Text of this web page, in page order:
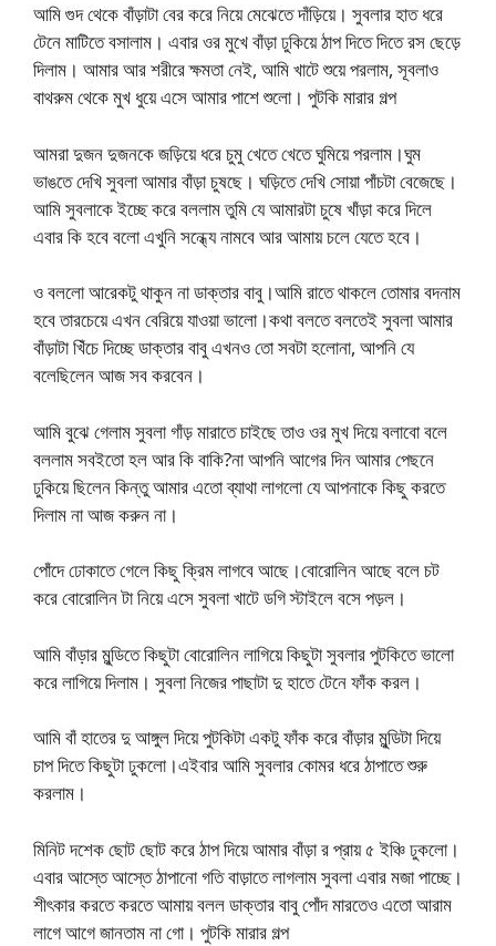
আমি গুদ থেকে বাঁড়াটা বের করে নিয়ে মেঝেতে দাঁড়িয়ে। সুবলার হাত ধরে
টেনে মাটিতে বসালাম। এবার ওর মুখে বাঁড়া ঢুকিয়ে ঠাপ দিতে দিতে রস ছেড়ে
দিলাম। আমার আর শরীরে ক্ষমতা নেই, আমি খাটে শুয়ে পরলাম, সূবলাও
বাথরুম থেকে মুখ ধুয়ে এসে আমার পাশে শুলো। পুটকি মারার গল্প
আমরা দুজন দুজনকে জড়িয়ে ধরে চুমু খেতে খেতে ঘুমিয়ে পরলাম।ঘুম
ভাঙতে দেখি সুবলা আমার বাঁড়া চুষছে। ঘড়িতে দেখি সোয়া পাঁচটা বেজেছে।
আমি সুবলাকে ইচ্ছে করে বললাম তুমি যে আমারটা চুষে খাঁড়া করে দিলে
এবার কি হবে বলো এখুনি সন্ধ্যে নামবে আর আমায় চলে যেতে হবে।
ও বললো আরেকটু থাকুন না ডাক্তার বাবু।আমি রাতে থাকলে তোমার বদনাম
হবে তারচেয়ে এখন বেরিয়ে যাওয়া ভালো।কথা বলতে বলতেই সুবলা আমার
বাঁড়াটা খিঁচে দিচ্ছে ডাক্তার বাবু এখনও তো সবটা হলোনা, আপনি যে
বলেছিলেন আজ সব করবেন।
আমি বুঝে গেলাম সুবলা গাঁড় মারাতে চাইছে তাও ওর মুখ দিয়ে বলাবো বলে
বললাম সবইতো হল আর কি বাকি?না আপনি আগের দিন আমার পেছনে
ঢুকিয়ে ছিলেন কিন্তু আমার এতো ব্যাথা লাগলো যে আপনাকে কিছু করতে
দিলাম না আজ করুন না।
পোঁদে ঢোকাতে গেলে কিছু ক্রিম লাগবে আছে।বোরোলিন আছে বলে চট
করে বোরোলিন টা নিয়ে এসে সুবলা খাটে ডগি স্টাইলে বসে পড়ল।
আমি বাঁড়ার মুন্ডিতে কিছুটা বোরোলিন লাগিয়ে কিছুটা সুবলার পুটকিতে ভালো
করে লাগিয়ে দিলাম। সুবলা নিজের পাছাটা দু হাতে টেনে ফাঁক করল।
আমি বাঁ হাতের দু আঙ্গুল দিয়ে পুটকিটা একটু ফাঁক করে বাঁড়ার মুন্ডিটা দিয়ে
চাপ দিতে কিছুটা ঢুকলো।এইবার আমি সুবলার কোমর ধরে ঠাপাতে শুরু
করলাম।
মিনিট দশেক ছোট ছোট করে ঠাপ দিয়ে আমার বাঁড়া র প্রায় ৫ ইঞ্চি ঢুকলো।
এবার আস্তে আস্তে ঠাপানো গতি বাড়াতে লাগলাম সুবলা এবার মজা পাচ্ছে।
শীৎকার করতে করতে আমায় বলল ডাক্তার বাবু পোঁদ মারতেও এতো আরাম
লাগে আগে জানতাম না গো। পুটকি মারার গল্প